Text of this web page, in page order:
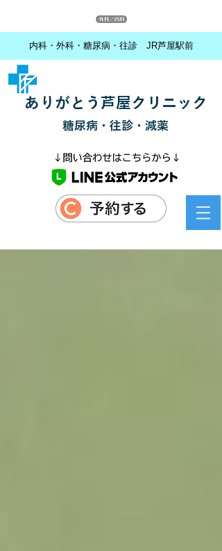
内科・外科・糖尿病・往診 JR芦屋駅前
ありがとう芦屋クリニック
糖尿病・往診・減薬